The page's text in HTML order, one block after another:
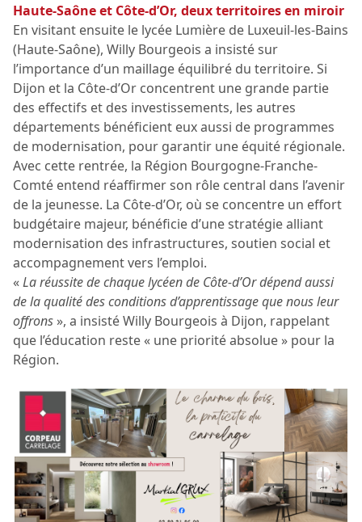
Haute-Saône et Côte-d’Or, deux territoires en miroir
En visitant ensuite le lycée Lumière de Luxeuil-les-Bains
(Haute-Saône), Willy Bourgeois a insisté sur
l’importance d’un maillage équilibré du territoire. Si
Dijon et la Côte-d’Or concentrent une grande partie
des effectifs et des investissements, les autres
départements bénéficient eux aussi de programmes
de modernisation, pour garantir une équité régionale.
Avec cette rentrée, la Région Bourgogne-Franche-
Comté entend réaffirmer son rôle central dans l’avenir
de la jeunesse. La Côte-d’Or, où se concentre un effort
budgétaire majeur, bénéficie d’une stratégie alliant
modernisation des infrastructures, soutien social et
accompagnement vers l’emploi.
«La réussite de chaque lycéen de Côte-d’Or dépend aussi
de la qualité des conditions d’apprentissage que nous leur
offrons », a insisté Willy Bourgeois à Dijon, rappelant
que l’éducation reste « une priorité absolue » pour la
Région.